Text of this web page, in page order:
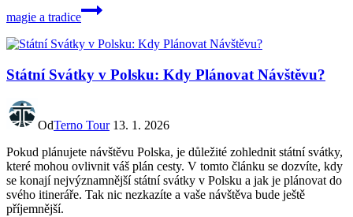
magie a tradice
Státní Svátky v Polsku: Kdy Plánovat Návštěvu?
OdTerno Tour 13. 1. 2026
Pokud plánujete návštěvu Polska, je důležité zohlednit státní svátky,
které mohou ovlivnit váš plán cesty. V tomto článku se dozvíte, kdy
se konají nejvýznamnější státní svátky v Polsku a jak je plánovat do
svého itineráře. Tak nic nezkazíte a vaše návštěva bude ještě
příjemnější.